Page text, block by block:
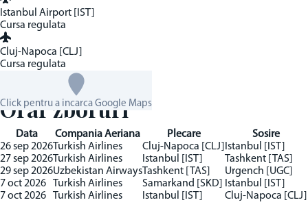
Istanbul Airport [IST]
Cursa regulata
Cluj-Napoca [CLJ]
Cursa regulata
Click pentru a incarca Google Maps
Orar zboruri
Data Compania Aeriana Plecare
Sosire
26 sep 2026Turkish Airlines Cluj-Napoca [CLJ]
Istanbul [IST]
27 sep 2026Turkish Airlines Istanbul [IST]
Tashkent [TAS]
29 sep 2026Uzbekistan AirwaysTashkent [TAS]
Urgench [UGC]
7 oct 2026
Turkish Airlines Samarkand [SKD]
Istanbul [IST]
7 oct 2026
Turkish Airlines Istanbul [IST] Cluj-Napoca [CLJ]